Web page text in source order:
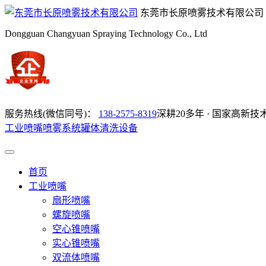
东莞市长原喷雾技术有限公司
Dongguan Changyuan Spraying Technology Co., Ltd
服务热线(微信同号)： 138-2575-8319深耕20多年 · 国家高新技
工业喷嘴喷雾系统罐体清洗设备
首页
工业喷嘴
扇形喷嘴
螺旋喷嘴
空心锥喷嘴
实心锥喷嘴
双流体喷嘴